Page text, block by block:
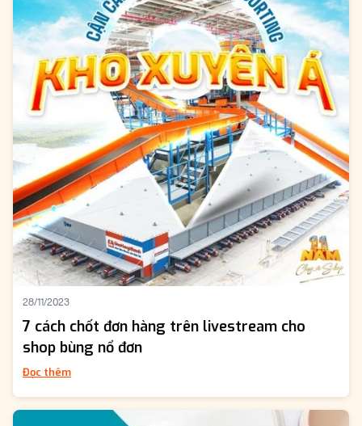
28/11/2023
7 cách chốt đơn hàng trên livestream cho
shop bùng nổ đơn
Đọc thêm